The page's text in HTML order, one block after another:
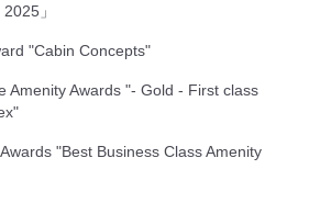
」
"Cabin Concepts"
Amenity Awards "- Gold - First class
"Best Business Class Amenity